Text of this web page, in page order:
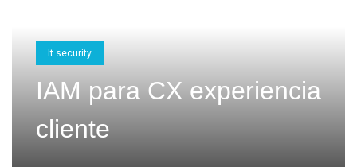
It security
IAM para CX experiencia
cliente